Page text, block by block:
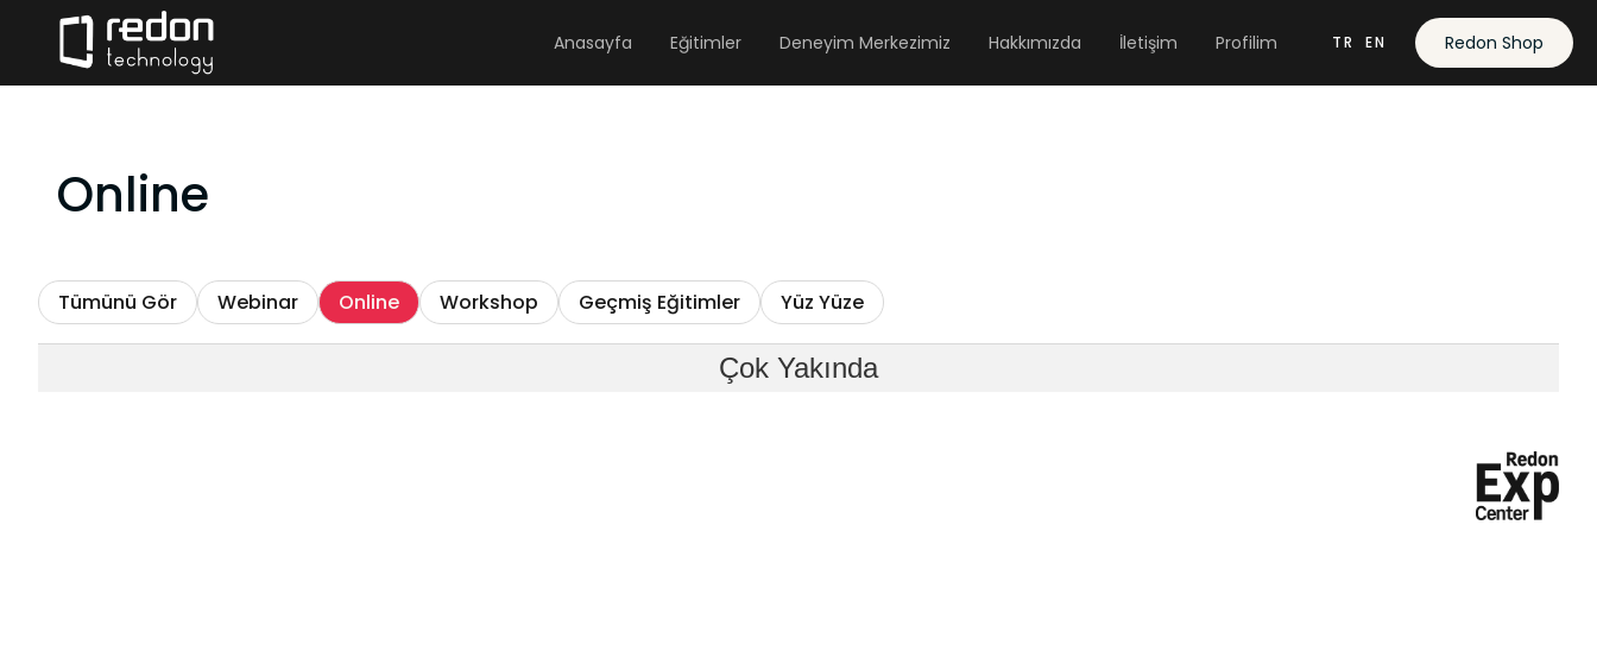
Anasayfa Eğitimler Deneyim Merkezimiz Hakkımızda İletişim Profilim TR EN Redon Shop
Online
Tümünü Gör Webinar Online Workshop Geçmiş Eğitimler Yüz Yüze
Çok Yakında